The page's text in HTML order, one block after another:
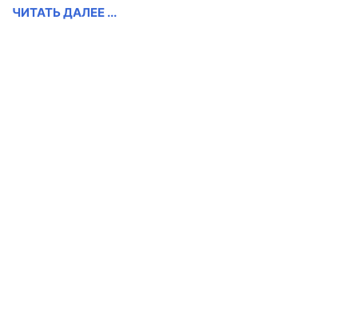
ЧИТАТЬ ДАЛЕЕ ...